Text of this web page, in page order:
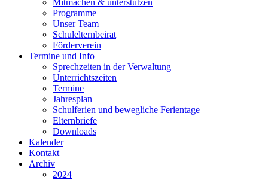
Mitmachen & unterstützen
Programme
Unser Team
Schulelternbeirat
Förderverein
Termine und Info
Sprechzeiten in der Verwaltung
Unterrichtszeiten
Termine
Jahresplan
Schulferien und bewegliche Ferientage
Elternbriefe
Downloads
Kalender
Kontakt
Archiv
2024